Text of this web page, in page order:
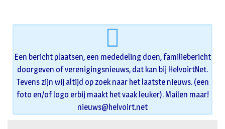
Een bericht plaatsen, een mededeling doen, familiebericht
doorgeven of verenigingsnieuws, dat kan bij HelvoirtNet.
Tevens zijn wij altijd op zoek naar het laatste nieuws. (een
foto en/of logo erbij maakt het vaak leuker). Mailen maar!
nieuws@helvoirt.net